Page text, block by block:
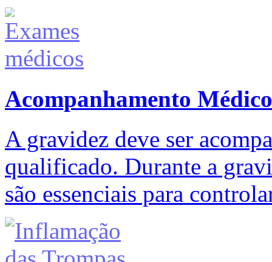
Acompanhamento
A gravidez deve ser
qualificado. Durante a
são essenciais para